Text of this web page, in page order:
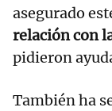
asegurado
relación con
pidieron
También ha